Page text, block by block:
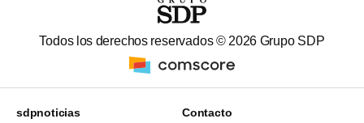
Todos los derechos reservados © 2026 Grupo SDP
sdpnoticias Contacto